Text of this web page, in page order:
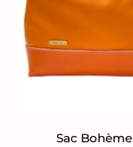
Sac Bohème